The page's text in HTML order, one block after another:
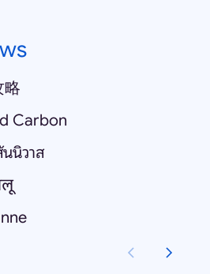
略
Carbon
นิวาส